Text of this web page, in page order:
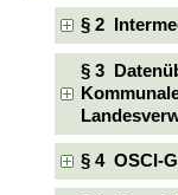
§ 2
§ 3
§ 4 OSCI-